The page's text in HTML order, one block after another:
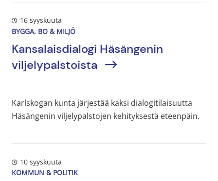
16 syyskuuta
BYGGA, BO & MILJÖ
Kansalaisdialogi Häsängenin
viljelypalstoista
Karlskogan kunta järjestää kaksi dialogitilaisuutta
Häsängenin viljelypalstojen kehityksestä eteenpäin.
10 syyskuuta
KOMMUN & POLITIK